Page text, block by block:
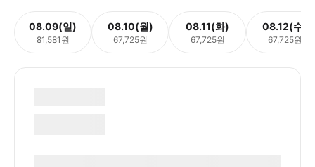
08.09(일)
81,581원
08.10(월)
67,725원
08.11(화)
67,725원
08.12(수)
67,725원